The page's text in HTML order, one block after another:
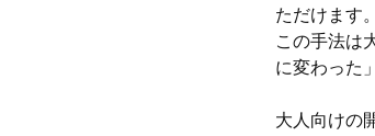
ただけます。
この手法は
に変わった
大人向けの